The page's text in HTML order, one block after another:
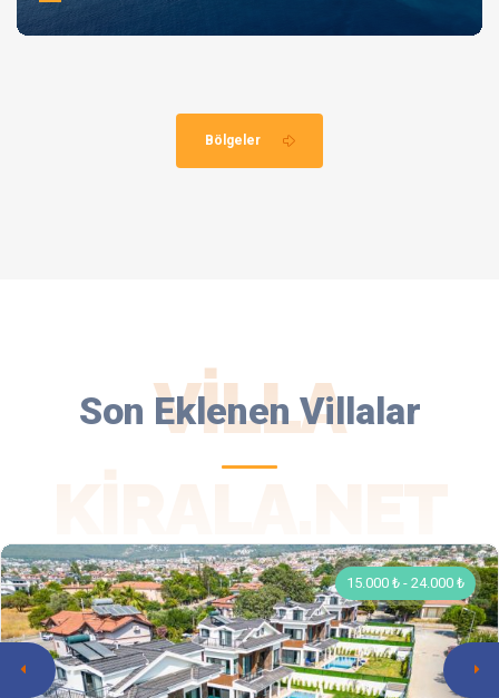
Bölgeler
Son Eklenen Villalar
VILLA
15.000 ₺ - 24.000 ₺